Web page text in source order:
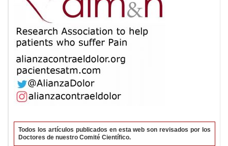
Todos los artículos publicados en esta web son revisados por los
Doctores de nuestro Comité Científico.